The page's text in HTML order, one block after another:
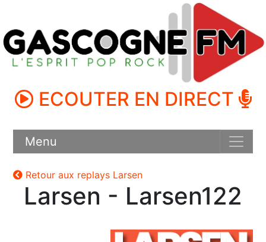
ECOUTER EN DIRECT
Menu
Retour aux replays Larsen
Larsen - Larsen122